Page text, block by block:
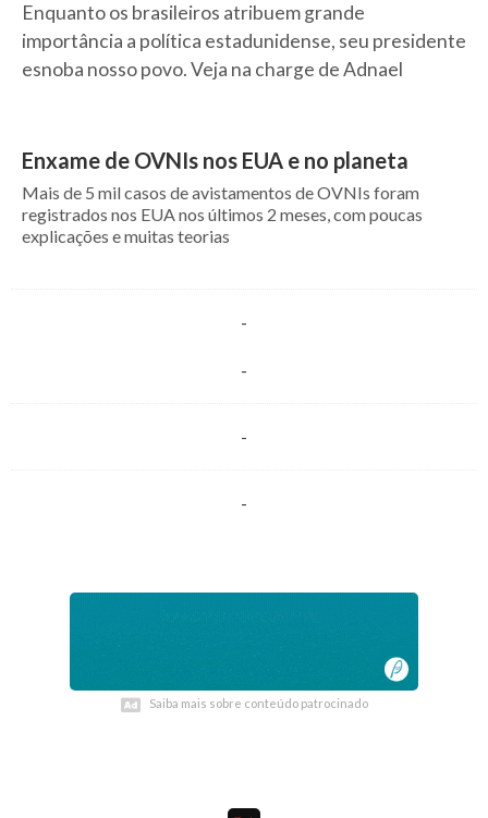
Enquanto os brasileiros atribuem grande
importância a política estadunidense, seu presidente
esnoba nosso povo. Veja na charge de Adnael
Enxame de OVNIs nos EUA e no planeta
Mais de 5 mil casos de avistamentos de OVNIs foram
registrados nos EUA nos últimos 2 meses, com poucas
explicações e muitas teorias
-
-
-
-
Saiba mais sobre conteúdo patrocinado
Saiba mais sobre conteúdo patrocinado